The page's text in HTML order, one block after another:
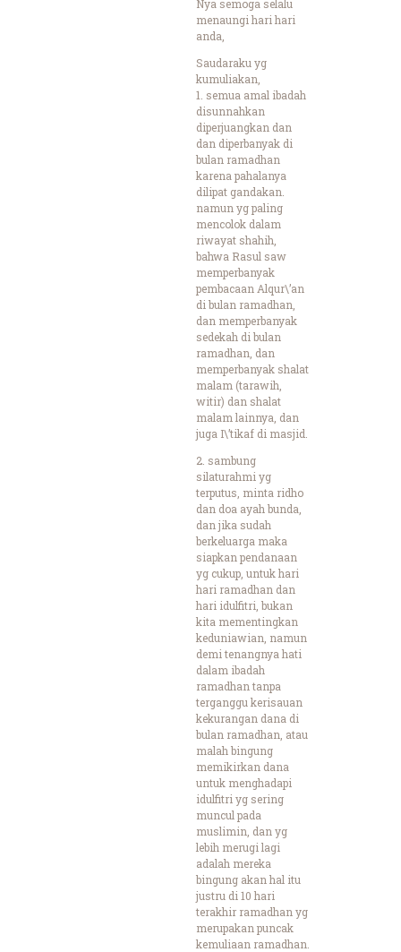
Nya semoga selalu
menaungi hari hari
anda,
Saudaraku yg
kumuliakan,
1. semua amal ibadah
disunnahkan
diperjuangkan dan
dan diperbanyak di
bulan ramadhan
karena pahalanya
dilipat gandakan.
namun yg paling
mencolok dalam
riwayat shahih,
bahwa Rasul saw
memperbanyak
pembacaan Alqur\’an
di bulan ramadhan,
dan memperbanyak
sedekah di bulan
ramadhan, dan
memperbanyak shalat
malam (tarawih,
witir) dan shalat
malam lainnya, dan
juga I\’tikaf di masjid.
2. sambung
silaturahmi yg
terputus, minta ridho
dan doa ayah bunda,
dan jika sudah
berkeluarga maka
siapkan pendanaan
yg cukup, untuk hari
hari ramadhan dan
hari idulfitri, bukan
kita mementingkan
keduniawian, namun
demi tenangnya hati
dalam ibadah
ramadhan tanpa
terganggu kerisauan
kekurangan dana di
bulan ramadhan, atau
malah bingung
memikirkan dana
untuk menghadapi
idulfitri yg sering
muncul pada
muslimin, dan yg
lebih merugi lagi
adalah mereka
bingung akan hal itu
justru di 10 hari
terakhir ramadhan yg
merupakan puncak
kemuliaan ramadhan.